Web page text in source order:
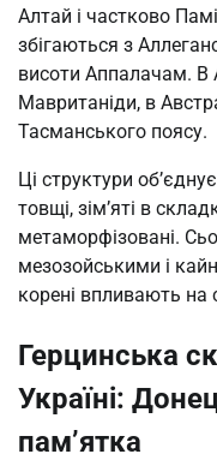
Алтай і частково
збігаються з
висоти Аппалачам. В
Мавританіди, в
Тасманського поясу.
Ці структури
товщі, зім’яті в
метаморфізовані.
мезозойськими і
корені впливають на
Герцинська
Україні:
пам’ятка